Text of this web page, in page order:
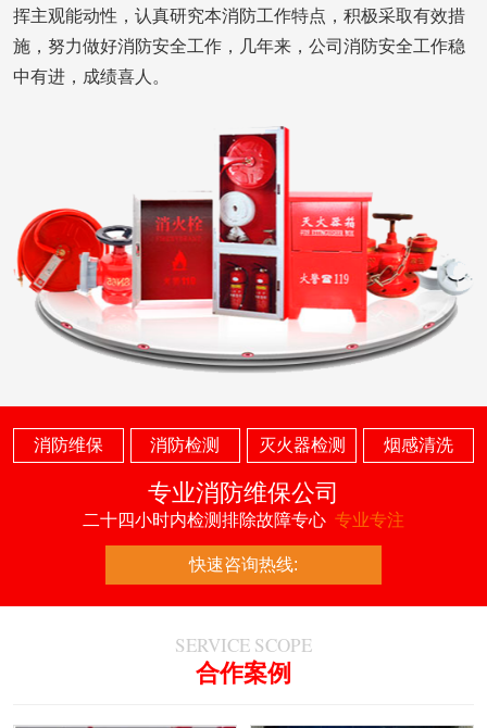
挥主观能动性，认真研究本消防工作特点，积极采取有效措
施，努力做好消防安全工作，几年来，公司消防安全工作稳
中有进，成绩喜人。
消防维保 消防检测 灭火器检测 烟感清洗
专业消防维保公司
二十四小时内检测排除故障专心 专业专注
快速咨询热线:
SERVICE SCOPE
合作案例